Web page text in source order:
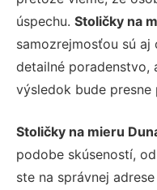
úspechu. Stoličky na
samozrejmosťou sú
detailné poradenstvo,
výsledok bude
Stoličky na mieru
podobe skúseností,
ste na správnej